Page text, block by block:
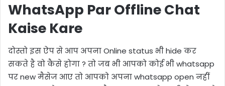
WhatsApp Par Offline Chat
Kaise Kare
दोस्तो इस ऐप से आप अपना Online status भी hide कर
सकते है वो कैसे होगा ? तो जब भी आपको कोई भी whatsapp
पर new मैसेज आए तो आपको अपना whatsapp open नहीं